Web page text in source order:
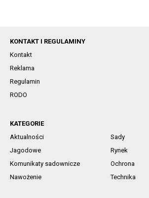
KONTAKT I REGULAMINY
Kontakt
Reklama
Regulamin
RODO
KATEGORIE
Aktualności
Sady
Jagodowe
Rynek
Komunikaty sadownicze
Ochrona
Nawożenie
Technika